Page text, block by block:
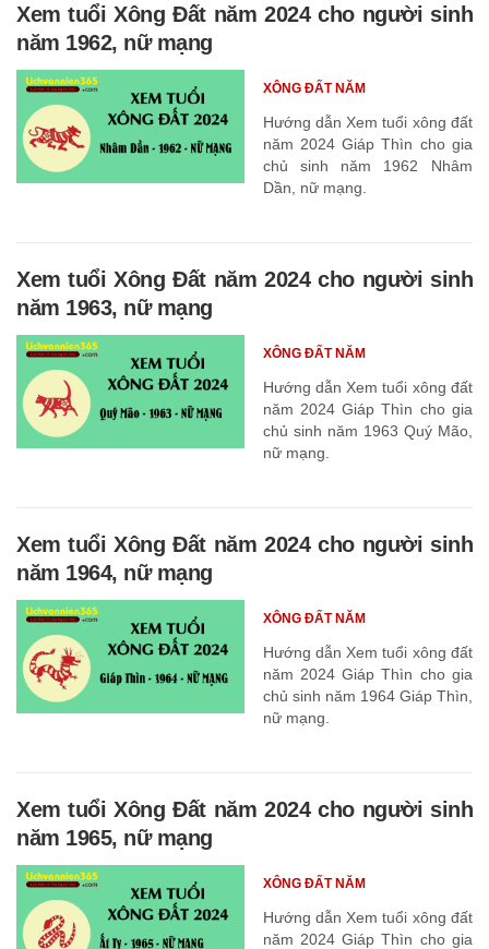
Xem tuổi Xông Đất năm 2024 cho người sinh
năm 1962, nữ mạng
Hướng dẫn Xem tuổi xông đất
năm 2024 Giáp Thìn cho gia
chủ sinh năm 1962 Nhâm
Dần, nữ mạng.
XÔNG ĐẤT NĂM
Xem tuổi Xông Đất năm 2024 cho người sinh
năm 1963, nữ mạng
Hướng dẫn Xem tuổi xông đất
năm 2024 Giáp Thìn cho gia
chủ sinh năm 1963 Quý Mão,
nữ mạng.
XÔNG ĐẤT NĂM
Xem tuổi Xông Đất năm 2024 cho người sinh
năm 1964, nữ mạng
Hướng dẫn Xem tuổi xông đất
năm 2024 Giáp Thìn cho gia
chủ sinh năm 1964 Giáp Thìn,
nữ mạng.
XÔNG ĐẤT NĂM
Xem tuổi Xông Đất năm 2024 cho người sinh
năm 1965, nữ mạng
Hướng dẫn Xem tuổi xông đất
năm 2024 Giáp Thìn cho gia
XÔNG ĐẤT NĂM